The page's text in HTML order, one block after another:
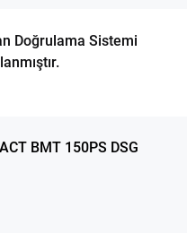
Doğrulama Sistemi
BMT 150PS DSG